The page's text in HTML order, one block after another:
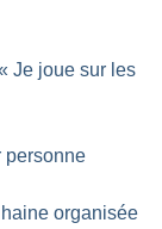
Je joue sur les
personne
organisée